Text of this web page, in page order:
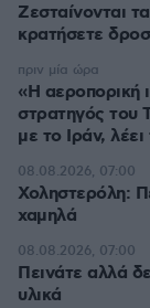
Ζεσταίνονται
κρατήσετε
«Η αεροπορική
στρατηγός του
με το Ιράν,
πριν μία ώρα
Χοληστερόλη:
χαμηλά
08.08.2026, 07:00
Πεινάτε αλλά
υλικά
08.08.2026, 07:00